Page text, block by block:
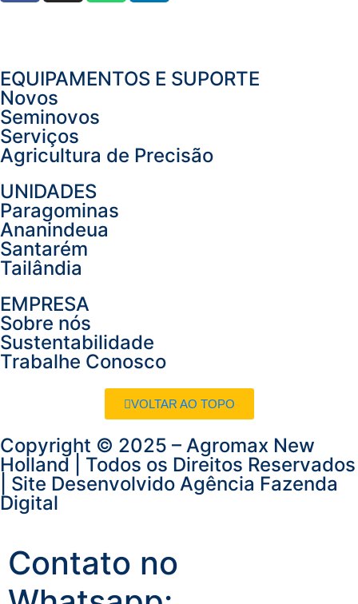
EQUIPAMENTOS E SUPORTE
Novos
Seminovos
Serviços
Agricultura de Precisão
UNIDADES
Paragominas
Ananindeua
Santarém
Tailândia
EMPRESA
Sobre nós
Sustentabilidade
Trabalhe Conosco
VOLTAR AO TOPO
Copyright © 2025 – Agromax New
Holland | Todos os Direitos Reservados
| Site Desenvolvido Agência Fazenda
Digital
Contato no